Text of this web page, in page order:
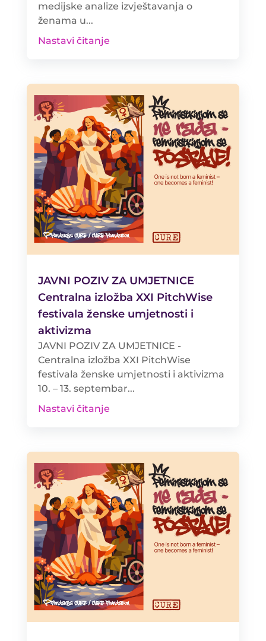
medijske analize izvještavanja o
ženama u...
Nastavi čitanje
JAVNI POZIV ZA UMJETNICE
Centralna izložba XXI PitchWise
festivala ženske umjetnosti i
aktivizma
JAVNI POZIV ZA UMJETNICE -
Centralna izložba XXI PitchWise
festivala ženske umjetnosti i aktivizma
10. – 13. septembar...
Nastavi čitanje